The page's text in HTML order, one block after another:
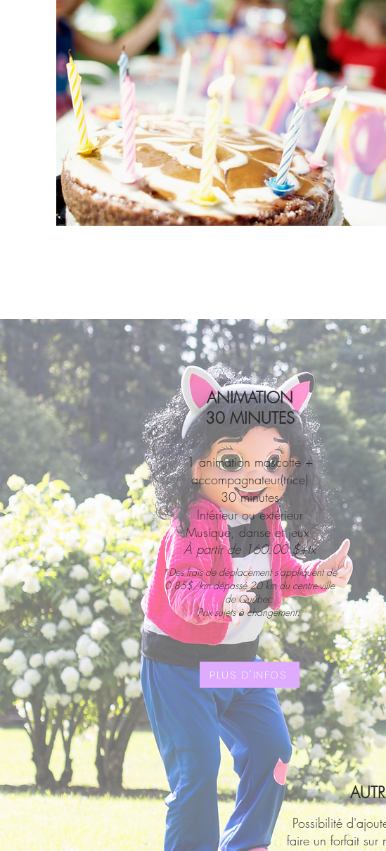
ANIMATION
30 MINUTES
1 animation mascotte +
accompagnateur(trice)
30 minutes
Intérieur ou extérieur
Musique, danse et jeux
À partir de 160.00 $+tx
*Des frais de déplacement s'appliquent de
0,85$/km dépassé 20 km du centre-ville
de Québec.
Prix sujets à changement.
PLUS D'INFOS
Possibilité
faire un forfait sur